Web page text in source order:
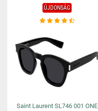
ÚJDONSÁG
Saint Laurent SL746 001 ONE